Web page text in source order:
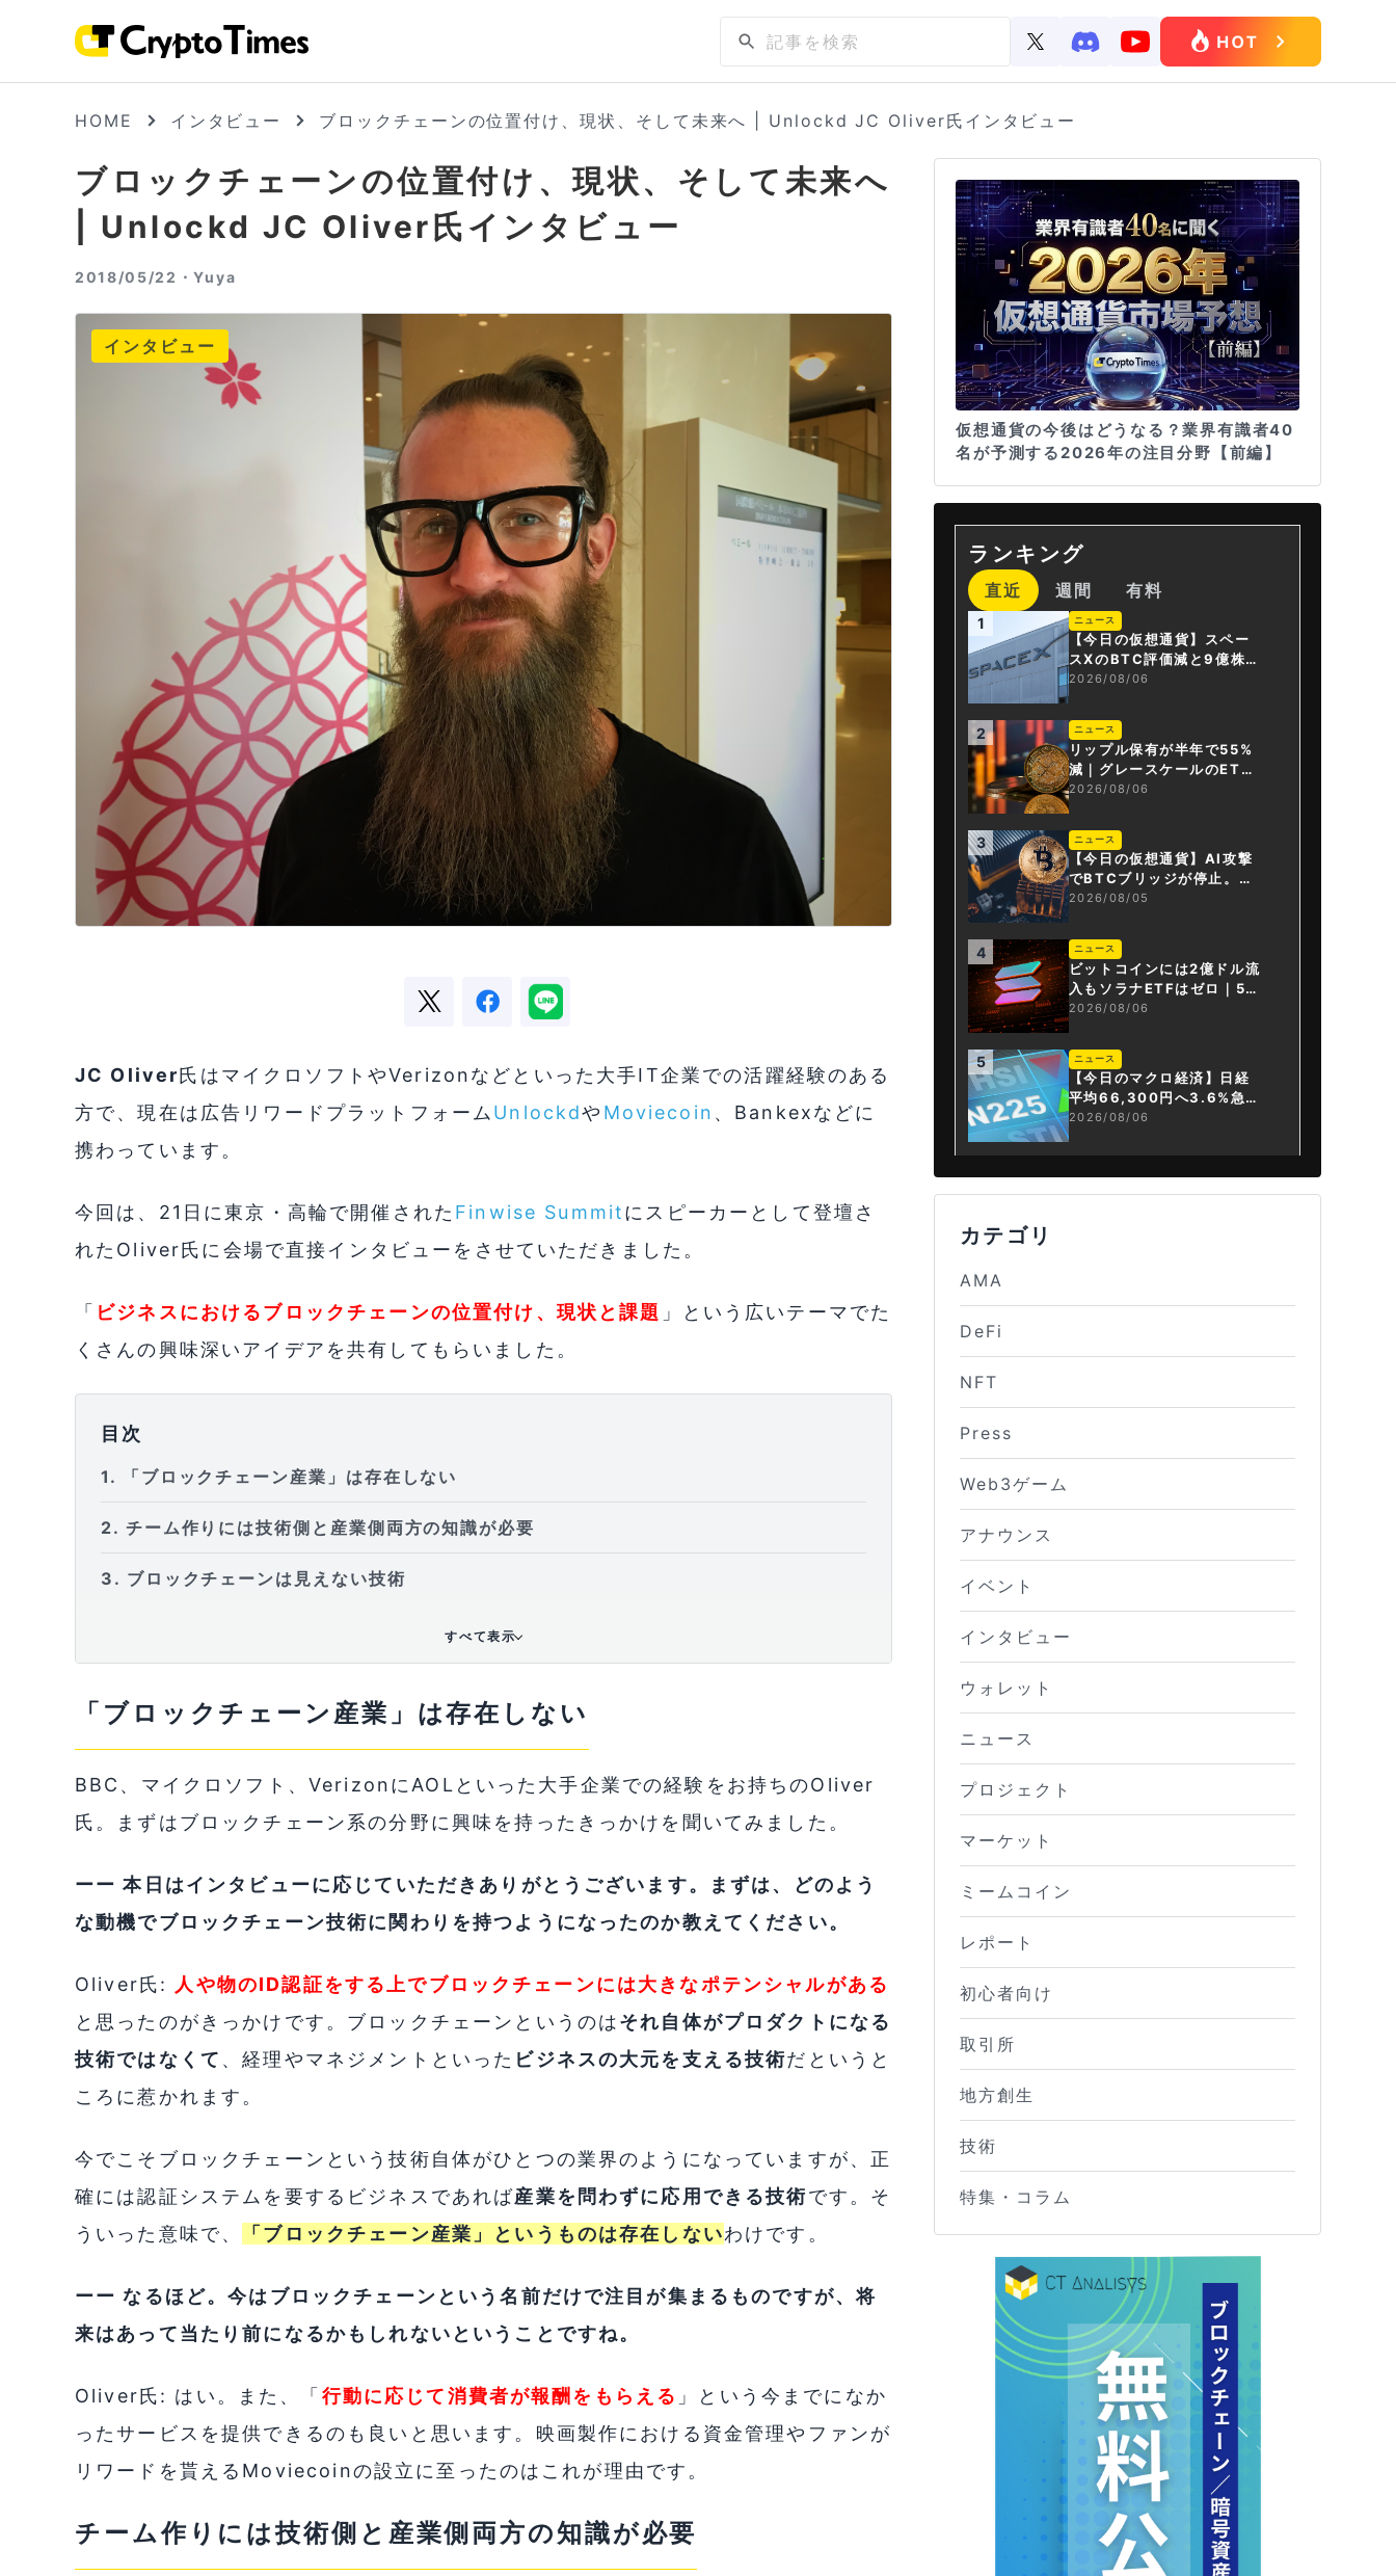
HOME インタビュー ブロックチェーンの位置付け、現状、そして未来へ | Unlockd JC Oliver氏インタビュー
ブロックチェーンの位置付け、現状、そして未来へ
| Unlockd JC Oliver氏インタビュー
2018/05/22・Yuya
インタビュー
JC Oliver氏はマイクロソフトやVerizonなどといった大手IT企業での活躍経験のある
方で、現在は広告リワードプラットフォーム Unlockdや Moviecoin 、Bankexなどに
携わっています。
今回は、21日に東京・高輪で開催された Finwise Summitにスピーカーとして登壇さ
れたOliver氏に会場で直接インタビューをさせていただきました。
「 ビジネスにおけるブロックチェーンの位置付け、現状と課題 」という広いテーマでた
くさんの興味深いアイデアを共有してもらいました。
目次
1 「ブロックチェーン産業」は存在しない
2 チーム作りには技術側と産業側両方の知識が必要
3 ブロックチェーンは見えない技術
すべて表示
「ブロックチェーン産業」は存在しない
BBC、マイクロソフト、VerizonにAOLといった大手企業での経験をお持ちのOliver
氏。まずはブロックチェーン系の分野に興味を持ったきっかけを聞いてみました。
ーー 本日はインタビューに応じていただきありがとうございます。まずは、どのよう
な動機でブロックチェーン技術に関わりを持つようになったのか教えてください。
Oliver氏:
人や物のID認証をする上でブロックチェーンには大きなポテンシャルがある
と思ったのがきっかけです。ブロックチェーンというのはそれ自体がプロダクトになる
技術ではなくて 、経理やマネジメントといった ビジネスの大元を支える技術だというと
ころに惹かれます。
今でこそブロックチェーンという技術自体がひとつの業界のようになっていますが、正
確には認証システムを要するビジネスであれば産業を問わずに応用できる技術です。そ
ういった意味で、
「ブロックチェーン産業」というものは存在しないわけです。
ーー なるほど。今はブロックチェーンという名前だけで注目が集まるものですが、将
来はあって当たり前になるかもしれないということですね。
Oliver氏: はい。また、「行動に応じて消費者が報酬をもらえる 」という今までになか
ったサービスを提供できるのも良いと思います。映画製作における資金管理やファンが
リワードを貰えるMoviecoinの設立に至ったのはこれが理由です。
チーム作りには技術側と産業側両方の知識が必要
仮想通貨の今後はどうなる？業界有識者40
名が予測する2026年の注目分野【前編】
ランキング
直近 週間 有料
1 ニュース
【今日の仮想通貨】スペー
スXのBTC評価減と9億株の
解禁。208億円相当のBTC
が盗難
2026/08/06
2 ニュース
リップル保有が半年で55%
減｜グレースケールのET
F、純資産1.6億ドル減
2026/08/06
3 ニュース
【今日の仮想通貨】AI攻撃
でBTCブリッジが停止。金
融庁が「暗号資産・ステー
2026/08/05
4 ニュース
ビットコインには2億ドル流
入もソラナETFはゼロ｜5営
業日連続で停止
2026/08/06
5 ニュース
【今日のマクロ経済】日経
平均66,300円へ3.6%急騰
もAI投資回収懸念が再燃
2026/08/06
カテゴリ
AMA
DeFi
NFT
Press
Web3ゲーム
アナウンス
イベント
インタビュー
ウォレット
ニュース
プロジェクト
マーケット
ミームコイン
レポート
初心者向け
取引所
地方創生
技術
特集・コラム